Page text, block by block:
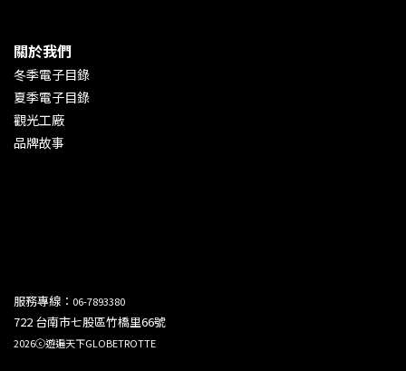
關於我們
冬季電子目錄
夏季電子目錄
觀光工廠
品牌故事
服務專線： 06-7893380
722 台南市七股區竹橋里66號
2026ⓒ遊遍天下GLOBETROTTE